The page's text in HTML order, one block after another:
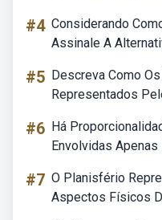
#4 Considerando
Assinale A
#5 Descreva Como
Representados
#6 Há
Envolvidas
#7 O Planisfério
Aspectos Físicos